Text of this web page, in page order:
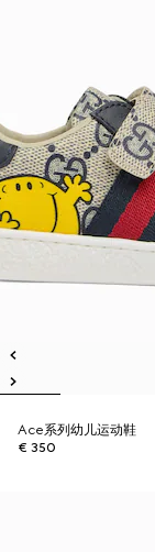
Ace系列幼儿运动鞋
€ 350